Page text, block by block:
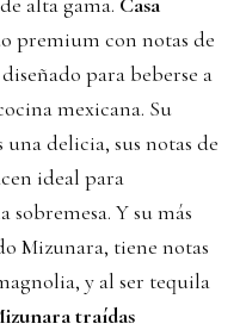
premium con notas de
para beberse a
mexicana. Su
delicia, sus notas de
ideal para
Y su más
Mizunara, tiene notas
y al ser tequila
traídas